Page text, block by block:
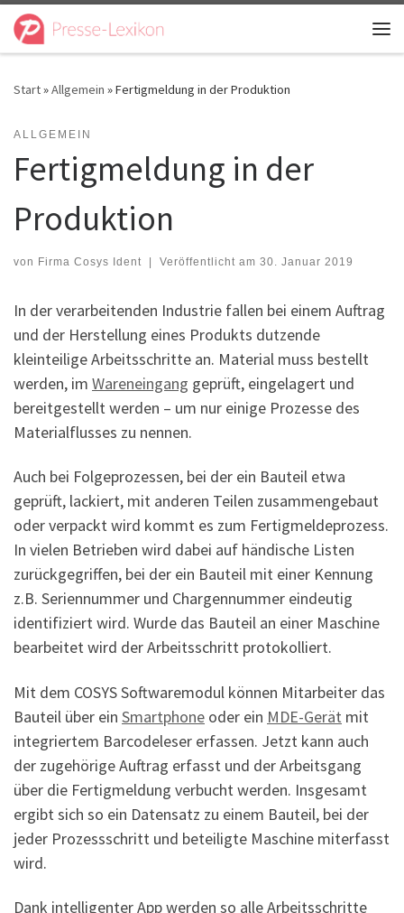
Zum Inhalt springen
Start»Allgemein »Fertigmeldung in der Produktion
ALLGEMEIN
Fertigmeldung in der
Produktion
von Firma Cosys Ident | Veröffentlicht am 30. Januar 2019
In der verarbeitenden Industrie fallen bei einem Auftrag
und der Herstellung eines Produkts dutzende
kleinteilige Arbeitsschritte an. Material muss bestellt
werden, im Wareneingang geprüft, eingelagert und
bereitgestellt werden – um nur einige Prozesse des
Materialflusses zu nennen.
Auch bei Folgeprozessen, bei der ein Bauteil etwa
geprüft, lackiert, mit anderen Teilen zusammengebaut
oder verpackt wird kommt es zum Fertigmeldeprozess.
In vielen Betrieben wird dabei auf händische Listen
zurückgegriffen, bei der ein Bauteil mit einer Kennung
z.B. Seriennummer und Chargennummer eindeutig
identifiziert wird. Wurde das Bauteil an einer Maschine
bearbeitet wird der Arbeitsschritt protokolliert.
Mit dem COSYS Softwaremodul können Mitarbeiter das
Bauteil über ein Smartphone oder ein MDE-Gerät mit
integriertem Barcodeleser erfassen. Jetzt kann auch
der zugehörige Auftrag erfasst und der Arbeitsgang
über die Fertigmeldung verbucht werden. Insgesamt
ergibt sich so ein Datensatz zu einem Bauteil, bei der
jeder Prozessschritt und beteiligte Maschine miterfasst
wird.
Dank intelligenter App werden so alle Arbeitsschritte